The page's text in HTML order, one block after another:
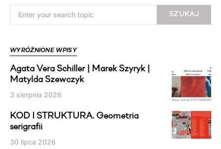
SZUKAJ
WYRÓŻNIONE WPISY
Agata Vera Schiller | Marek Szyryk |
Matylda Szewczyk
3 sierpnia 2026
KOD I STRUKTURA. Geometria
serigrafii
30 lipca 2026